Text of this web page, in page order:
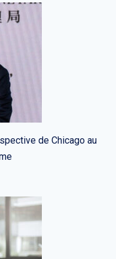
de Chicago au